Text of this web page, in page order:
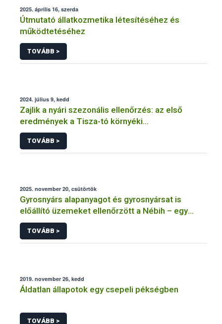
2025. április 16, szerda
Útmutató állatkozmetika létesítéséhez és
működtetéséhez
TOVÁBB >
2024. július 9, kedd
Zajlik a nyári szezonális ellenőrzés: az első
eredmények a Tisza-tó környéki
vendéglátóhelyekről érkeztek
TOVÁBB >
2025. november 20, csütörtök
Gyrosnyárs alapanyagot és gyrosnyársat is
előállító üzemeket ellenőrzött a Nébih – egy
üzem működését azonnal felfüggesztették
TOVÁBB >
2019. november 26, kedd
Áldatlan állapotok egy csepeli pékségben
TOVÁBB >